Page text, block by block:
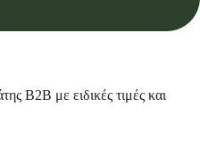
B2Β με ειδικές τιμές και